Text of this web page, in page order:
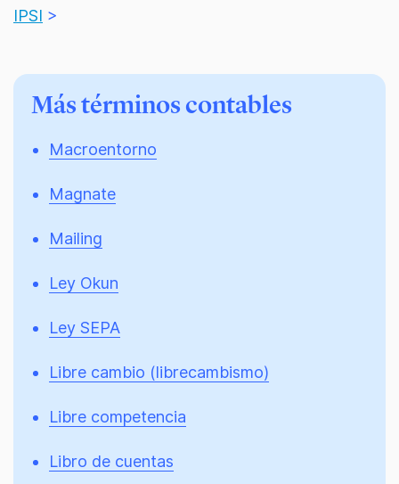
IPSI >
Más términos contables
Macroentorno
Magnate
Mailing
Ley Okun
Ley SEPA
Libre cambio (librecambismo)
Libre competencia
Libro de cuentas